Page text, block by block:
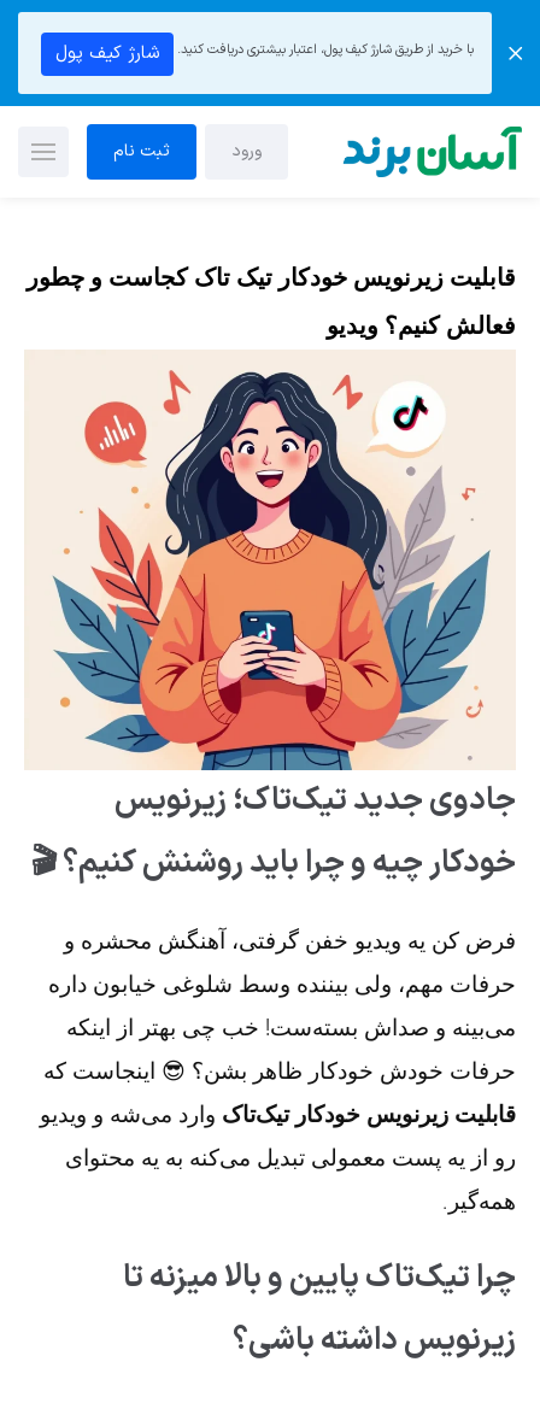
با خرید از طریق شارژ کیف پول، اعتبار بیشتری دریافت کنید. شارژ کیف پول
ورود ثبت نام
قابلیت زیرنویس خودکار تیک تاک کجاست و چطور
فعالش کنیم؟ ویدیو
جادوی جدید تیک‌تاک؛ زیرنویس
خودکار چیه و چرا باید روشنش کنیم؟ 🎬
فرض کن یه ویدیو خفن گرفتی، آهنگش محشره و
حرفات مهم، ولی بیننده وسط شلوغی خیابون داره
می‌بینه و صداش بسته‌ست! خب چی بهتر از اینکه
حرفات خودش خودکار ظاهر بشن؟ 😎 اینجاست که
قابلیت زیرنویس خودکار تیک‌تاک وارد می‌شه و ویدیو
رو از یه پست معمولی تبدیل می‌کنه به یه محتوای
همه‌گیر.
چرا تیک‌تاک پایین و بالا میزنه تا
زیرنویس داشته باشی؟